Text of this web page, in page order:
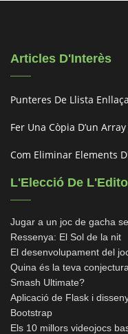
Articles D'Interès
Punteres De Llista
Fer Una Còpia D’un Array
Com Eliminar Elements
L'Elecció De
Jugar a un joc de gacha
Ressenya: El Sol de la nit
El desenvolupament del
Quina és la teva
Smash Ultimate?
Aplicació de Flask i
Bootstrap
Els 10 millors videojocs